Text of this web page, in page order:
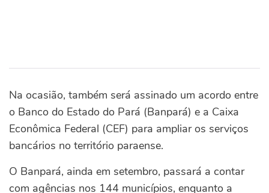
Na ocasião, também será assinado um acordo entre
o Banco do Estado do Pará (Banpará) e a Caixa
Econômica Federal (CEF) para ampliar os serviços
bancários no território paraense.
O Banpará, ainda em setembro, passará a contar
com agências nos 144 municípios, enquanto a